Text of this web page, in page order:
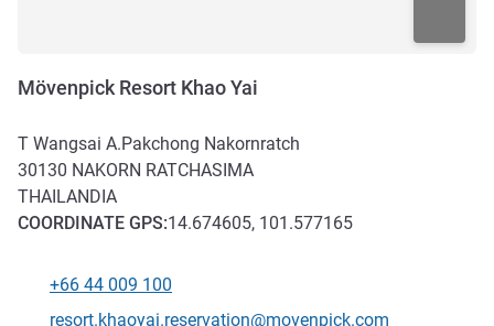
Mövenpick Resort Khao Yai
T Wangsai A.Pakchong Nakornratch
30130 NAKORN RATCHASIMA
THAILANDIA
COORDINATE GPS:14.674605, 101.577165
Telefono
+66 44 009 100
E-mail di contatto
resort.khaoyai.reservation@movenpick.com